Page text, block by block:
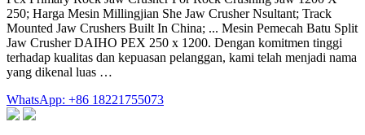
250; Harga Mesin Millingjian She Jaw Crusher Nsultant; Track
Mounted Jaw Crushers Built In China; ... Mesin Pemecah Batu Split
Jaw Crusher DAIHO PEX 250 x 1200. Dengan komitmen tinggi
terhadap kualitas dan kepuasan pelanggan, kami telah menjadi nama
yang dikenal luas …
WhatsApp: +86 18221755073